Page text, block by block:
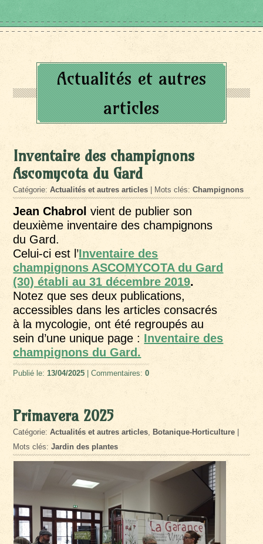
Actualités et autres
articles
Inventaire des champignons
Ascomycota du Gard
Catégorie:Actualités et autres articles | Mots clés:Champignons
Jean Chabrolvient de publier son
deuxième inventaire des champignons
du Gard.
Celui-ci est l’Inventaire des
champignons ASCOMYCOTA du Gard
(30) établi au 31 décembre 2019.
Notez que ses deux publications,
accessibles dans les articles consacrés
à la mycologie, ont été regroupés au
sein d’une unique page : Inventaire des
champignons du Gard.
Publié le:13/04/2025 | Commentaires:0
Primavera 2025
Catégorie:Actualités et autres articles, Botanique-Horticulture
Mots clés:Jardin des plantes